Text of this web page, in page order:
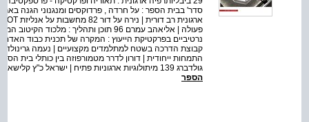
קבוצת הדרכה בשטח למתלמדים מקצועיים | נעמה
גולדברג 139 מיתולוגיות ארגוניות פתיח | ישראל כ"ץ קלישאות | מירב שטנצלר 143 על המשתתפים בגיליון Summarie...
הספר